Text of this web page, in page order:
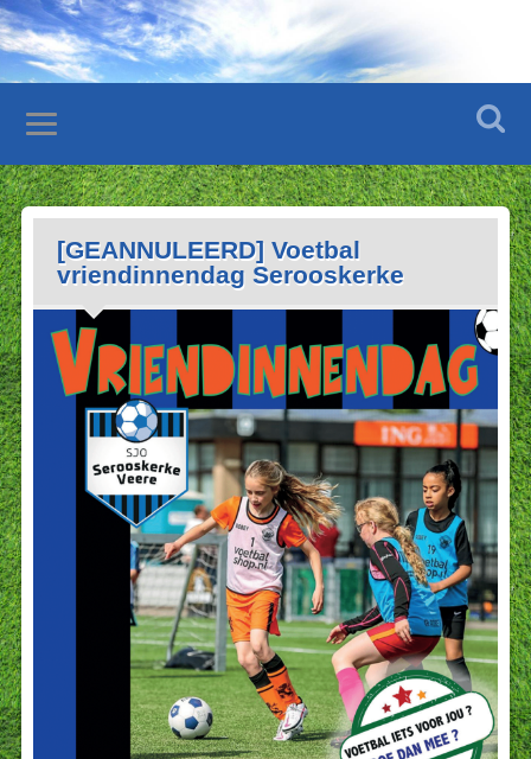
[GEANNULEERD] Voetbal
vriendinnendag Serooskerke